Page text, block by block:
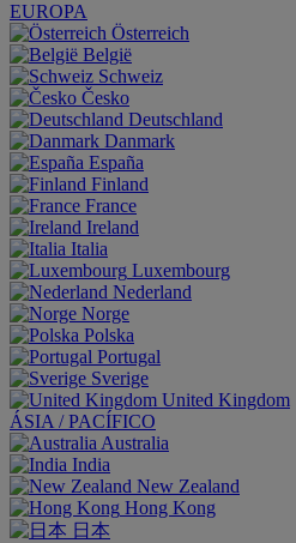
EUROPA
Österreich
België
Schweiz
Česko
Deutschland
Danmark
España
Finland
France
Ireland
Italia
Luxembourg
Nederland
Norge
Polska
Portugal
Sverige
United Kingdom
ÁSIA / PACÍFICO
Australia
India
New Zealand
Hong Kong
日本